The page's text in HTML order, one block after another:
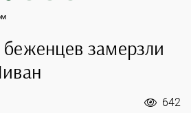
беженцев замерзли
642